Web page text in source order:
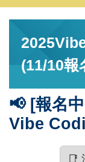
(11/10報
📢 [報名
Vibe